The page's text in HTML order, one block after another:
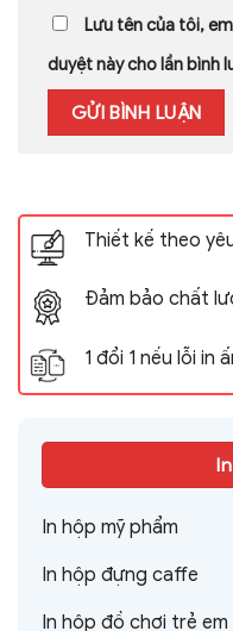
Thiết kế theo
Đảm bảo chất
1 đổi 1 nếu lỗi in
In hộp mỹ phẩm
In hộp đựng caffe
In hộp đồ chơi trẻ em
Lưu tên của tôi,
duyệt này cho lần bình